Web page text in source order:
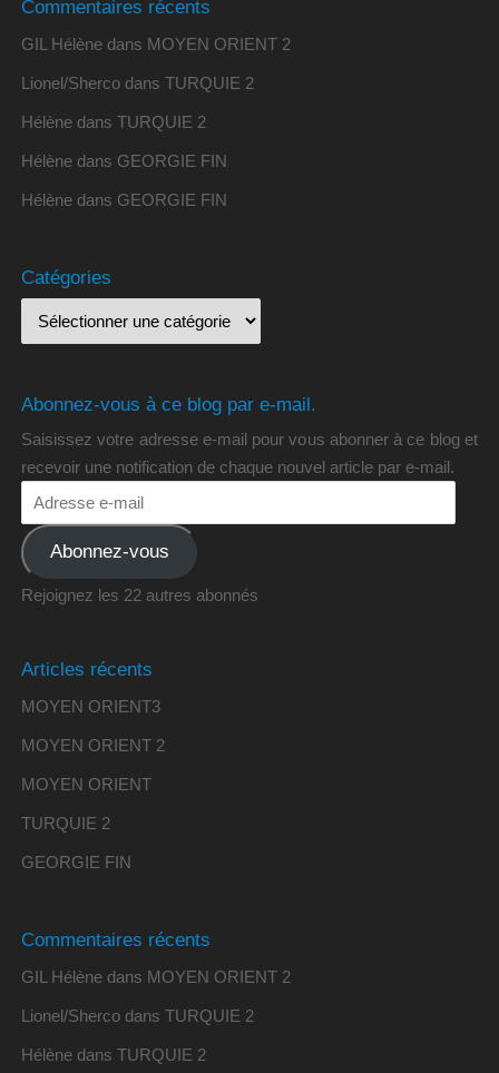
Commentaires récents
GIL Hélènedans MOYEN ORIENT 2
Lionel/Shercodans TURQUIE 2
Hélènedans TURQUIE 2
Hélènedans GEORGIE FIN
Hélènedans GEORGIE FIN
Catégories
Abonnez-vous à ce blog par e-mail.
Saisissez votre adresse e-mail pour vous abonner à ce blog et
recevoir une notification de chaque nouvel article par e-mail.
Abonnez-vous
Rejoignez les 22 autres abonnés
Articles récents
MOYEN ORIENT3
MOYEN ORIENT 2
MOYEN ORIENT
TURQUIE 2
GEORGIE FIN
Commentaires récents
GIL Hélènedans MOYEN ORIENT 2
Lionel/Shercodans TURQUIE 2
Hélènedans TURQUIE 2